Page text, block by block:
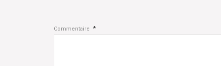
Commentaire *